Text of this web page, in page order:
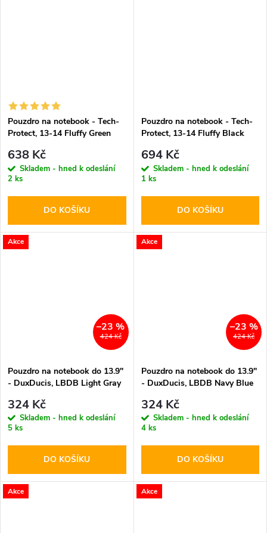
Pouzdro na notebook - Tech-
Protect, 13-14 Fluffy Green
638 Kč
Skladem - hned k odeslání
2 ks
DO KOŠÍKU
Pouzdro na notebook - Tech-
Protect, 13-14 Fluffy Black
694 Kč
Skladem - hned k odeslání
1 ks
DO KOŠÍKU
Akce
424 Kč
–23 %
Pouzdro na notebook do 13.9"
- DuxDucis, LBDB Light Gray
324 Kč
Skladem - hned k odeslání
5 ks
DO KOŠÍKU
Akce
424 Kč
–23 %
Pouzdro na notebook do 13.9"
- DuxDucis, LBDB Navy Blue
324 Kč
Skladem - hned k odeslání
4 ks
DO KOŠÍKU
Akce Akce